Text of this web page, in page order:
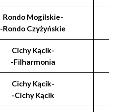
Rondo Mogilskie-
-Rondo Czyżyńskie
Cichy Kącik-
-Filharmonia
Cichy Kącik-
-Cichy Kącik